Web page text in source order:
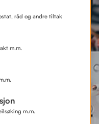
råd og andre tiltak
m.m.
m.m.